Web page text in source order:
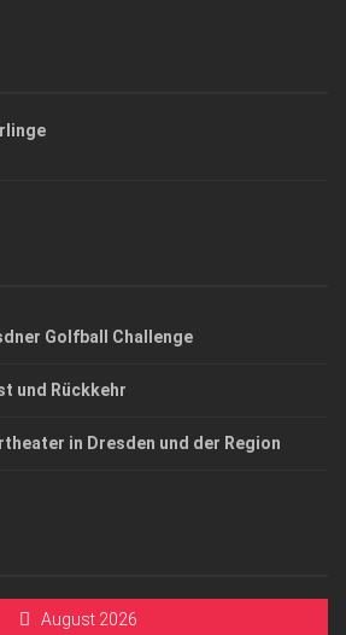
Golfball Challenge
und Rückkehr
in Dresden und der Region
August 2026